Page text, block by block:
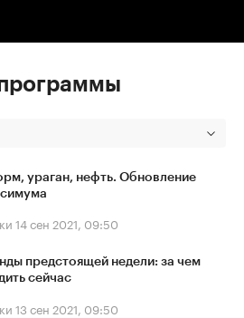
ураган, нефть. Обновление
14 сен 2021, 09:50
предстоящей недели: за чем
сейчас
13 сен 2021, 09:50